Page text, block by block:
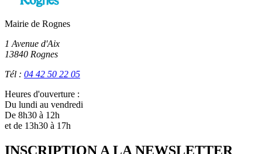
Mairie de Rognes
1 Avenue d'Aix
13840 Rognes
Tél : 04 42 50 22 05
Heures d'ouverture :
Du lundi au vendredi
De 8h30 à 12h
et de 13h30 à 17h
INSCRIPTION A LA NEWSLETTER